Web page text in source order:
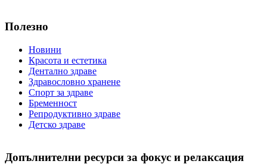
Полезно
Новини
Красота и естетика
Дентално здраве
Здравословно хранене
Спорт за здраве
Бременност
Репродуктивно здраве
Детско здраве
Допълнителни ресурси за фокус и релаксация